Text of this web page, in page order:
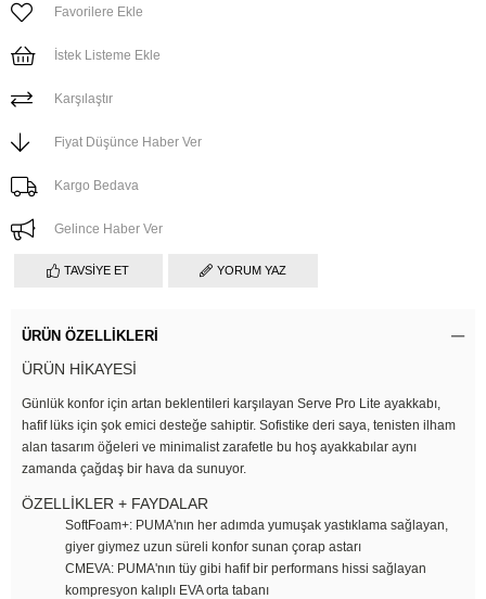
Favorilere Ekle
İstek Listeme Ekle
Karşılaştır
Fiyat Düşünce Haber Ver
Kargo Bedava
Gelince Haber Ver
TAVSIYE ET YORUM YAZ
ÜRÜN ÖZELLIKLERI
ÜRÜN HİKAYESİ
Günlük konfor için artan beklentileri karşılayan Serve Pro Lite ayakkabı,
hafif lüks için şok emici desteğe sahiptir. Sofistike deri saya, tenisten ilham
alan tasarım öğeleri ve minimalist zarafetle bu hoş ayakkabılar aynı
zamanda çağdaş bir hava da sunuyor.
ÖZELLİKLER + FAYDALAR
SoftFoam+: PUMA'nın her adımda yumuşak yastıklama sağlayan,
giyer giymez uzun süreli konfor sunan çorap astarı
CMEVA: PUMA'nın tüy gibi hafif bir performans hissi sağlayan
kompresyon kalıplı EVA orta tabanı